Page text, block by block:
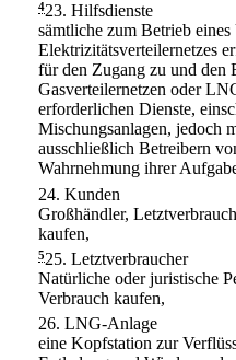
423. Hilfsdienste
sämtliche zum Betrieb
Elektrizitätsverteilernetzes
für den Zugang zu und den
Gasverteilernetzen oder
erforderlichen Dienste,
Mischungsanlagen, jedoch
ausschließlich Betreibern
Wahrnehmung ihrer
24. Kunden
Großhändler,
kaufen,
525. Letztverbraucher
Natürliche oder juristische
Verbrauch kaufen,
26. LNG-Anlage
eine Kopfstation zur